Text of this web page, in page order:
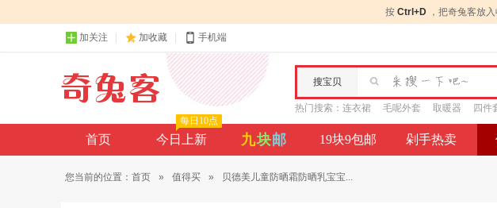
按 Ctrl+D ，把奇兔客放
加关注 加收藏 手机端
搜宝贝
热门搜索： 连衣裙 毛呢外套 取暖器 四件
首页 今日上新
每日10点
九块邮 19块9包邮 剁手热卖
您当前的位置： 首页 » 值得买 » 贝德美儿童防晒霜防晒乳宝宝...